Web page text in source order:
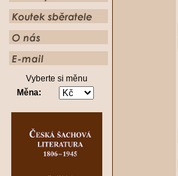
Vyberte si měnu
Měna: